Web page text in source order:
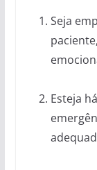
Seja
Esteja